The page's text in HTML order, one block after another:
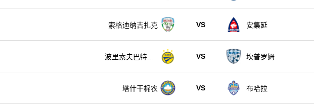
索格迪纳吉扎克 VS 安集延
波里索夫巴特B
VS 坎普罗姆
塔什干棉农 VS 布哈拉